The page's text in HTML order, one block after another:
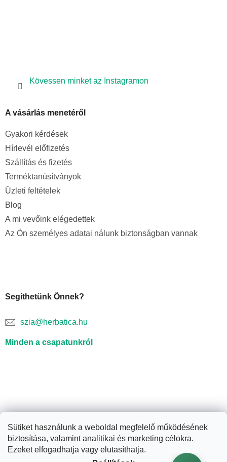
Sütiket használunk a weboldal megfelelő működésének
biztosítása, valamint analitikai és marketing célokra.
Ezeket elfogadhatja vagy elutasíthatja.
Kövessen minket az Instagramon
A vásárlás menetéről
Gyakori kérdések
Hírlevél előfizetés
Szállítás és fizetés
Terméktanúsítványok
Üzleti feltételek
Blog
A mi vevőink elégedettek
Az Ön személyes adatai nálunk biztonságban vannak
Segíthetünk Önnek?
szia@herbatica.hu
Minden a csapatunkról
Shoptet készítette